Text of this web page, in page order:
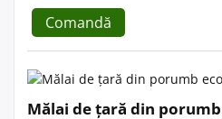
Comandă
Mălai de țară din